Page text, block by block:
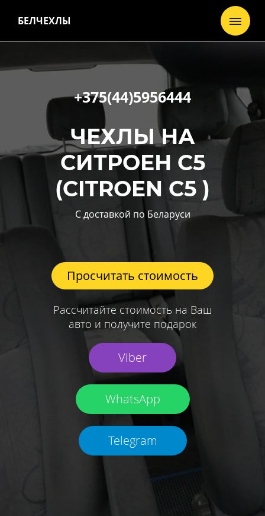
БЕЛЧЕХЛЫ
+375(44)5956444
ЧЕХЛЫ НА
СИТРОЕН С5
(CITROEN C5 )
С доставкой по Беларуси
Просчитать стоимость
Рассчитайте стоимость на Ваш
авто и получите подарок
Viber
WhatsApp
Telegram